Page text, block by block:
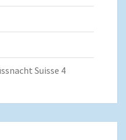
Suisse 4